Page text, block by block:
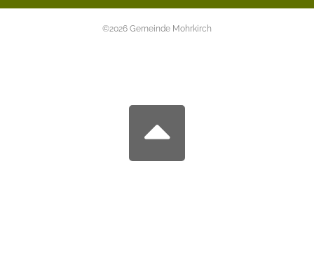
©2026 Gemeinde Mohrkirch